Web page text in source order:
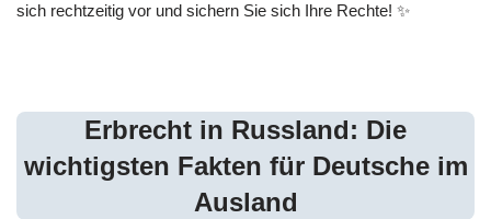
sich rechtzeitig vor und sichern Sie sich Ihre Rechte! ✨
Erbrecht in Russland: Die
wichtigsten Fakten für Deutsche im
Ausland